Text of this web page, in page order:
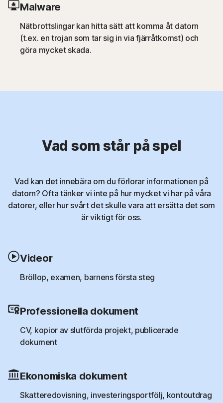
Malware
Nätbrottslingar kan hitta sätt att komma åt datorn
(t.ex. en trojan som tar sig in via fjärråtkomst) och
göra mycket skada.
Vad som står på spel
Vad kan det innebära om du förlorar informationen på
datorn? Ofta tänker vi inte på hur mycket vi har på våra
datorer, eller hur svårt det skulle vara att ersätta det som
är viktigt för oss.
Videor
Bröllop, examen, barnens första steg
Professionella dokument
CV, kopior av slutförda projekt, publicerade
dokument
Ekonomiska dokument
Skatteredovisning, investeringsportfölj, kontoutdrag